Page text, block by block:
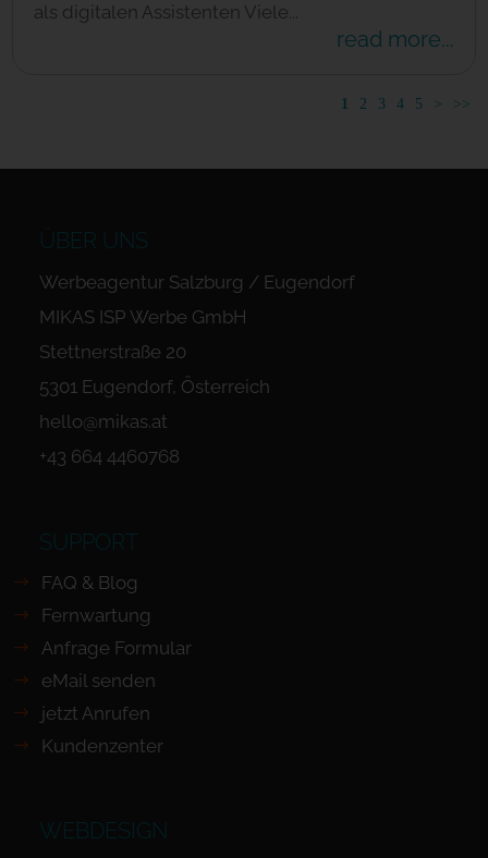
als digitalen Assistenten Viele...
read more...
1 2 3 4 5 > >>
ÜBER UNS
Werbeagentur Salzburg / Eugendorf
MIKAS ISP Werbe GmbH
Stettnerstraße 20
5301 Eugendorf, Österreich
hello@mikas.at
+43 664 4460768
SUPPORT
FAQ & Blog
Fernwartung
Anfrage Formular
eMail senden
jetzt Anrufen
Kundenzenter
WEBDESIGN